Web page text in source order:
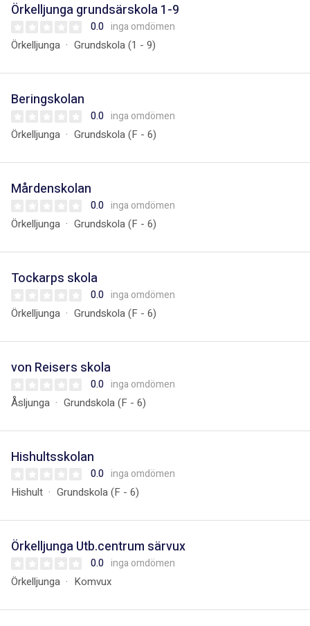
Örkelljunga grundsärskola 1-9
0.0 inga omdömen
Örkelljunga Grundskola (1 - 9)
Beringskolan
0.0 inga omdömen
Örkelljunga Grundskola (F - 6)
Mårdenskolan
0.0 inga omdömen
Örkelljunga Grundskola (F - 6)
Tockarps skola
0.0 inga omdömen
Örkelljunga Grundskola (F - 6)
von Reisers skola
0.0 inga omdömen
Åsljunga Grundskola (F - 6)
Hishultsskolan
0.0 inga omdömen
Hishult Grundskola (F - 6)
Örkelljunga Utb.centrum särvux
0.0 inga omdömen
Örkelljunga Komvux